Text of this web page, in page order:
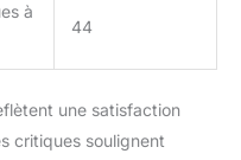
à
44
une satisfaction
critiques soulignent